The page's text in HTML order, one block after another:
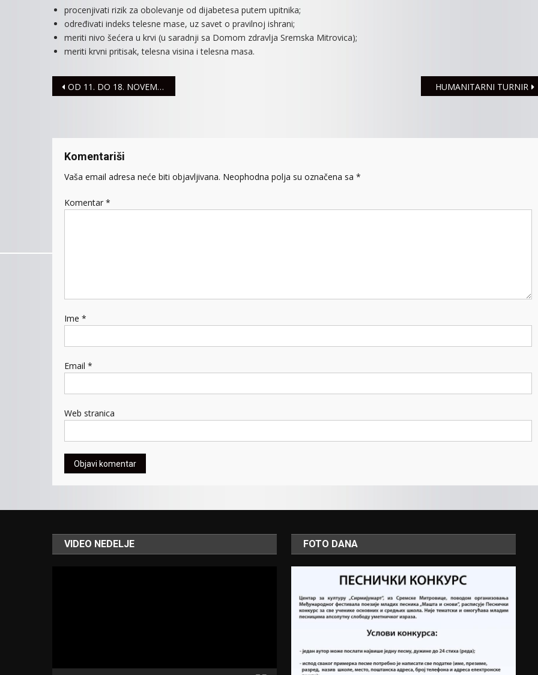
procenjivati rizik za obolevanje od dijabetesa putem upitnika;
određivati indeks telesne mase, uz savet o pravilnoj ishrani;
meriti nivo šećera u krvi (u saradnji sa Domom zdravlja Sremska Mitrovica);
meriti krvni pritisak, telesna visina i telesna masa.
Navigacija
OD 11. DO 18. NOVEMBRA REDOVAN GLAVNI PREGLED PEŠAČKOG MOSTA HUMANITARNI TURNIR
Komentariši
Vaša email adresa neće biti objavljivana. Neophodna polja su označena sa *
Komentar *
Ime *
Email *
Web stranica
VIDEO NEDELJE FOTO DANA